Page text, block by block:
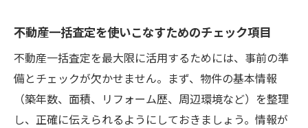
不動産一括査定を使いこなすためのチェック項目
不動産一括査定を最大限に活用するためには、事前の準
備とチェックが欠かせません。まず、物件の基本情報
（築年数、面積、リフォーム歴、周辺環境など）を整理
し、正確に伝えられるようにしておきましょう。情報が